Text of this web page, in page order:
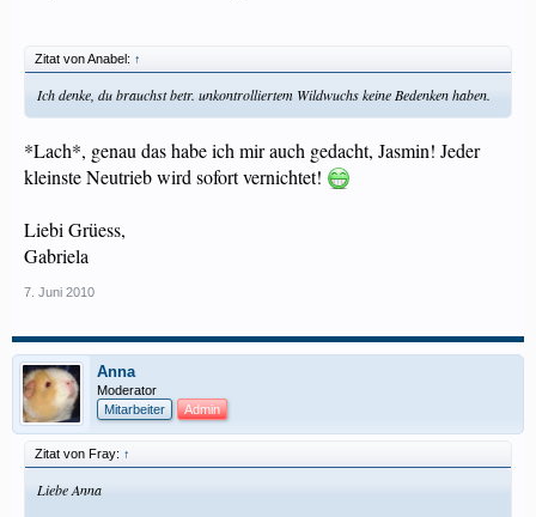
Zitat von Anabel: ↑
Ich denke, du brauchst betr. unkontrolliertem Wildwuchs keine Bedenken haben.
*Lach*, genau das habe ich mir auch gedacht, Jasmin! Jeder
kleinste Neutrieb wird sofort vernichtet!
Liebi Grüess,
Gabriela
7. Juni 2010
Anna
Moderator
Mitarbeiter
Admin
Zitat von Fray: ↑
Liebe Anna